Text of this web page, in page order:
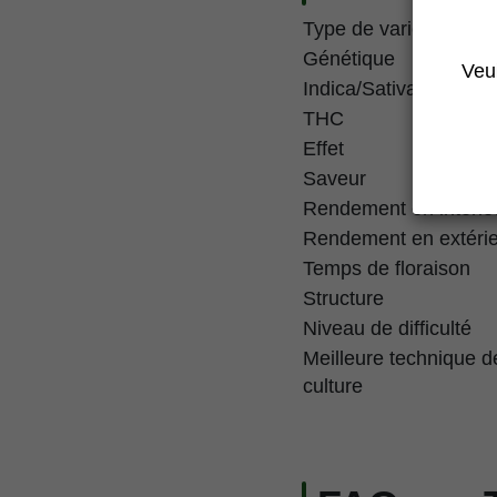
Type de variété
Génétique
Indica/Sativa
THC
Effet
Saveur
Rendement en
Rendement en
Temps de floraison
Structure
Niveau de difficulté
Meilleure technique
culture